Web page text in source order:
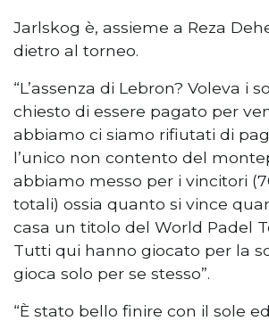
Jarlskog è, assieme a Reza
dietro al torneo.
“L’assenza di Lebron? Voleva i
chiesto di essere pagato per
abbiamo ci siamo rifiutati di
l’unico non contento del
abbiamo messo per i vincitori
totali) ossia quanto si vince
casa un titolo del World Padel
Tutti qui hanno giocato per la
gioca solo per se stesso”.
“È stato bello finire con il sole